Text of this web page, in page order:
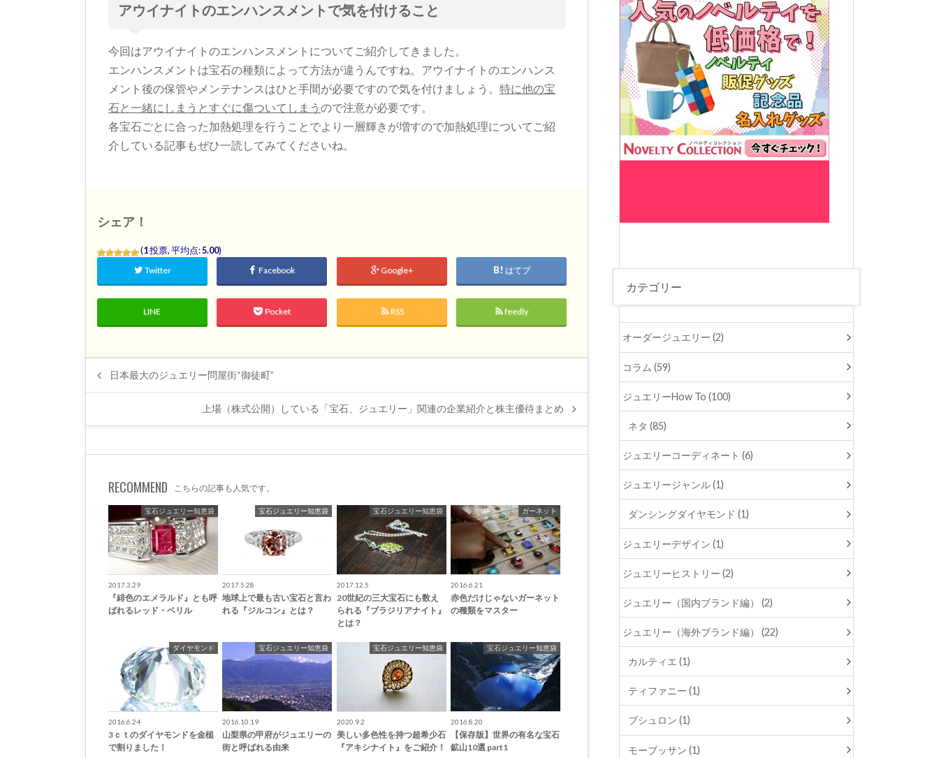
アウイナイトのエンハンスメントで気を付けること
今回はアウイナイトのエンハンスメントについてご紹介してきました。
エンハンスメントは宝石の種類によって方法が違うんですね。アウイナイトのエンハンス
メント後の保管やメンテナンスはひと手間が必要ですので気を付けましょう。 特に他の宝
石と一緒にしまうとすぐに傷ついてしまう ので注意が必要です。
各宝石ごとに合った加熱処理を行うことでより一層輝きが増すので加熱処理についてご紹
介している記事もぜひ一読してみてくださいね。
シェア！
(1投票, 平均点:5.00)
Twitter Facebook Google+ はてブ
LINE Pocket RSS feedly
日本最大のジュエリー問屋街“御徒町”
上場（株式公開）している「宝石、ジュエリー」関連の企業紹介と株主優待まとめ
RECOMMEND こちらの記事も人気です。
宝石ジュエリー知恵袋
2017.3.29
『緋色のエメラルド』とも呼
ばれるレッド・ベリル
宝石ジュエリー知恵袋
2017.5.28
地球上で最も古い宝石と言わ
れる『ジルコン』とは？
宝石ジュエリー知恵袋
2017.12.5
20世紀の三大宝石にも数え
られる『ブラジリアナイト』
とは？
ガーネット
2016.6.21
赤色だけじゃないガーネット
の種類をマスター
ダイヤモンド
2016.6.24
3ｃｔのダイヤモンドを金槌
で割りました！
宝石ジュエリー知恵袋
2016.10.19
山梨県の甲府がジュエリーの
街と呼ばれる由来
宝石ジュエリー知恵袋
2020.9.2
美しい多色性を持つ超希少石
『アキシナイト』をご紹介！
宝石ジュエリー知恵袋
2016.8.20
【保存版】世界の有名な宝石
鉱山10選 part1
カテゴリー
オーダージュエリー (2)
コラム (59)
ジュエリーHow To (100)
ネタ (85)
ジュエリーコーディネート (6)
ジュエリージャンル (1)
ダンシングダイヤモンド (1)
ジュエリーデザイン (1)
ジュエリーヒストリー (2)
ジュエリー（国内ブランド編） (2)
ジュエリー（海外ブランド編） (22)
カルティエ (1)
ティファニー (1)
ブシュロン (1)
モーブッサン (1)